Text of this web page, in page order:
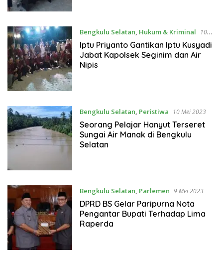
Bengkulu Selatan, Hukum & Kriminal
10
Mei 2023
Iptu Priyanto Gantikan Iptu Kusyadi
Jabat Kapolsek Seginim dan Air
Nipis
Bengkulu Selatan, Peristiwa 10 Mei 2023
Seorang Pelajar Hanyut Terseret
Sungai Air Manak di Bengkulu
Selatan
Bengkulu Selatan, Parlemen 9 Mei 2023
DPRD BS Gelar Paripurna Nota
Pengantar Bupati Terhadap Lima
Raperda